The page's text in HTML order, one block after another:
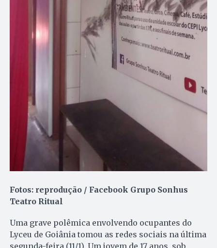
Fotos: reprodução / Facebook Grupo Sonhus
Teatro Ritual
Uma grave polêmica envolvendo ocupantes do
Lyceu de Goiânia tomou as redes sociais na última
segunda-feira (11/1). Um jovem de 17 anos, sob